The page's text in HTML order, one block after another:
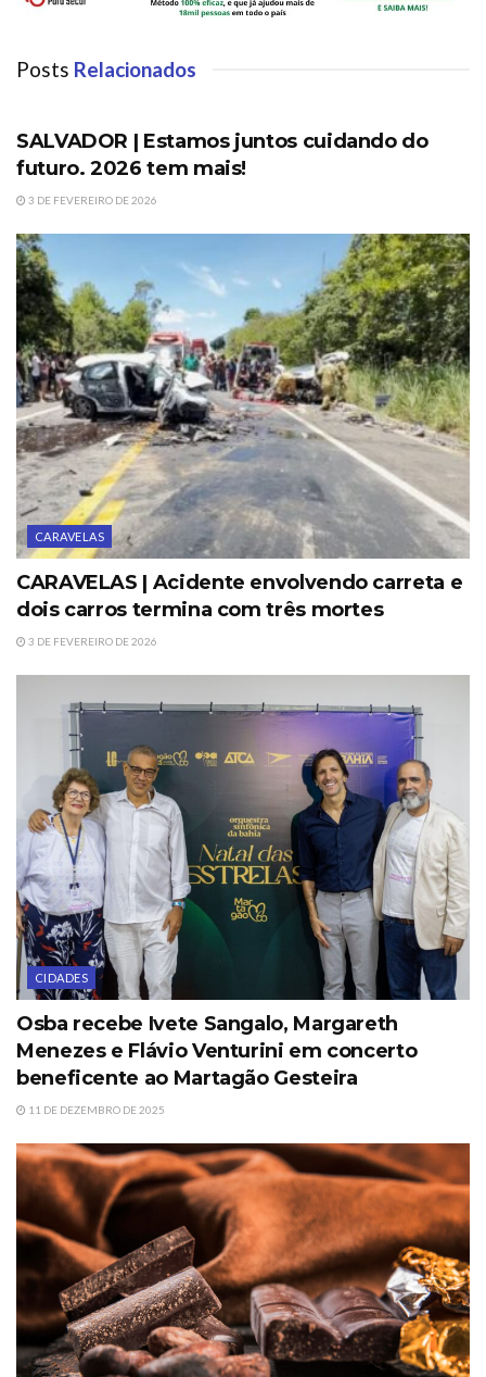
Posts Relacionados
SALVADOR | Estamos juntos cuidando do
futuro. 2026 tem mais!
3 DE FEVEREIRO DE 2026
CARAVELAS
CARAVELAS | Acidente envolvendo carreta e
dois carros termina com três mortes
3 DE FEVEREIRO DE 2026
CIDADES
Osba recebe Ivete Sangalo, Margareth
Menezes e Flávio Venturini em concerto
beneficente ao Martagão Gesteira
11 DE DEZEMBRO DE 2025